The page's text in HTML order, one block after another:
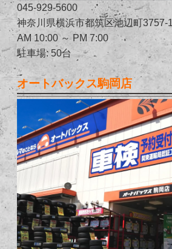
045-929-5600
神奈川県横浜市都筑区池辺町3757-1
AM 10:00 ～ PM 7:00
駐車場: 50台
オートバックス駒岡店